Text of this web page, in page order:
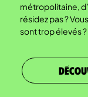
métropolitaine,
résidez pas ?
sont trop élevés ?